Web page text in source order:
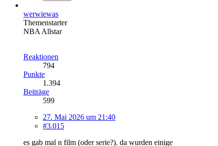
werwiewas
Themenstarter
NBA Allstar
Reaktionen
794
Punkte
1.394
Beiträge
599
27. Mai 2026 um 21:40
#3.015
es gab mal n film (oder serie?). da wurden einige